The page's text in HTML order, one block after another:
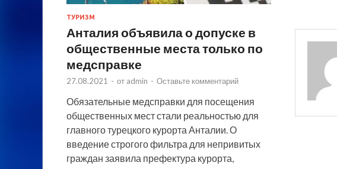
ТУРИЗМ
Анталия объявила о допуске в
общественные места только по
медсправке
27.08.2021 - от admin - Оставьте комментарий
Обязательные медсправки для посещения
общественных мест стали реальностью для
главного турецкого курорта Анталии. О
введение строгого фильтра для непривитых
граждан заявила префектура курорта,